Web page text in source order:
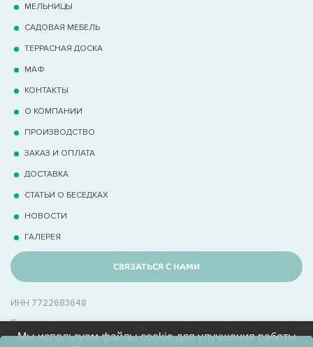
МЕЛЬНИЦЫ
САДОВАЯ МЕБЕЛЬ
ТЕРРАCНАЯ ДОСКА
МАФ
КОНТАКТЫ
О КОМПАНИИ
ПРОИЗВОДСТВО
ЗАКАЗ И ОПЛАТА
ДОСТАВКА
СТАТЬИ О БЕСЕДКАХ
НОВОСТИ
ГАЛЕРЕЯ
СВЯЗАТЬСЯ С НАМИ
ИНН 7722683648
В Беседки.Ру производственно-торговая компания с опытом 15+ лет
Мы используем файлы cookie для улучшения работы